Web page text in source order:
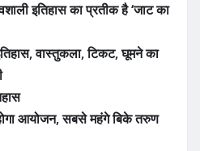
इतिहास का प्रतीक है ‘जाट का
वास्तुकला, टिकट, घूमने का
आयोजन, सबसे महंगे बिके तरुण